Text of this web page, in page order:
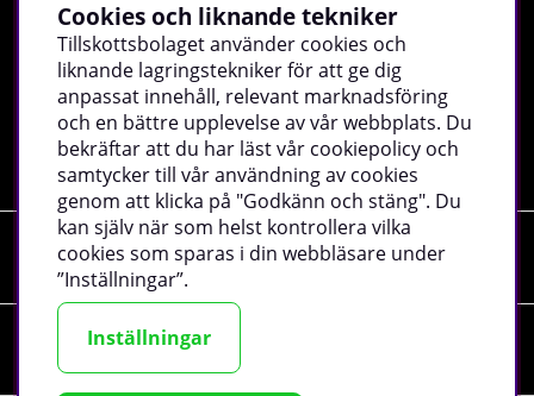
Ange din mejladress och bli först med det senaste, ta
del av exklusiva erbjudanden, inspiration och mycket
mer!
Registrera
Shopping
Information
Cookies och liknande tekniker
Tillskottsbolaget använder cookies och
liknande lagringstekniker för att ge dig
anpassat innehåll, relevant marknadsföring
och en bättre upplevelse av vår webbplats. Du
bekräftar att du har läst vår cookiepolicy och
samtycker till vår användning av cookies
genom att klicka på "Godkänn och stäng". Du
kan själv när som helst kontrollera vilka
cookies som sparas i din webbläsare under
”Inställningar”.
Inställningar